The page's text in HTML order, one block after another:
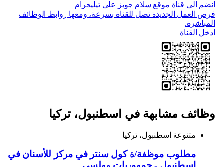
انضم الى قناة موقع سلام جوبز على تيليجرام
فرص العمل الجديدة تصل للقناة بسرعة، ومعها روابط الوظائف
المباشرة.
ادخل القناة
وظائف مشابهة في اسطنبول، تركيا
متنوعة اسطنبول، تركيا
مطلوب موظفة/ة كول سنتر في مركز للأسنان في
إسطنبول - جمهوريات مهلسي